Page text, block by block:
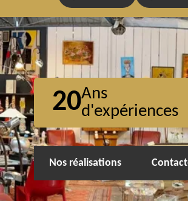
20Ans
d'expériences
Nos réalisations